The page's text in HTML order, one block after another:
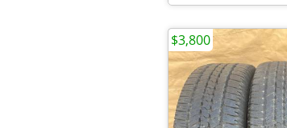
$3,800